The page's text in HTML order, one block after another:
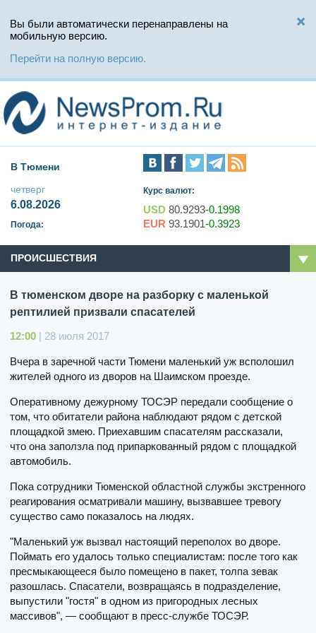
Вы были автоматически перенаправлены на
мобильную версию.
Перейти на полную версию.
В Тюмени
четверг
6.08.2026
Погода:
Курс валют:
USD 80.9293-0.1998
EUR 93.1901-0.3923
ПРОИСШЕСТВИЯ
В тюменском дворе на разборку с маленькой
рептилией призвали спасателей
12:00 | 28 июля 2017
Вчера в заречной части Тюмени маленький уж всполошил
жителей одного из дворов на Шаимском проезде.
Оперативному дежурному ТОСЭР передали сообщение о
том, что обитатели района наблюдают рядом с детской
площадкой змею. Приехавшим спасателям рассказали,
что она заползла под припаркованный рядом с площадкой
автомобиль.
Пока сотрудники Тюменской областной службы экстренного
реагирования осматривали машину, вызвавшее тревогу
существо само показалось на людях.
"Маленький уж вызвал настоящий переполох во дворе.
Поймать его удалось только специалистам: после того как
пресмыкающееся было помещено в пакет, толпа зевак
разошлась. Спасатели, возвращаясь в подразделение,
выпустили "гостя" в одном из пригородных лесных
массивов", — сообщают в пресс-службе ТОСЭР.